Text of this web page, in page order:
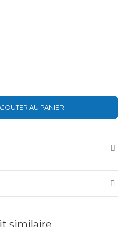
AU PANIER